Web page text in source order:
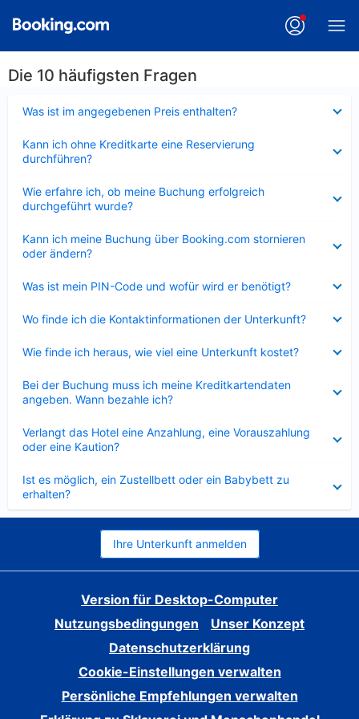
Die 10 häufigsten Fragen
Was ist im angegebenen Preis enthalten?
Kann ich ohne Kreditkarte eine Reservierung
durchführen?
Wie erfahre ich, ob meine Buchung erfolgreich
durchgeführt wurde?
Kann ich meine Buchung über Booking.com stornieren
oder ändern?
Was ist mein PIN-Code und wofür wird er benötigt?
Wo finde ich die Kontaktinformationen der Unterkunft?
Wie finde ich heraus, wie viel eine Unterkunft kostet?
Bei der Buchung muss ich meine Kreditkartendaten
angeben. Wann bezahle ich?
Verlangt das Hotel eine Anzahlung, eine Vorauszahlung
oder eine Kaution?
Ist es möglich, ein Zustellbett oder ein Babybett zu
erhalten?
Ihre Unterkunft anmelden
Version für Desktop-Computer
Nutzungsbedingungen
Unser Konzept
Datenschutzerklärung
Cookie-Einstellungen verwalten
Persönliche Empfehlungen verwalten